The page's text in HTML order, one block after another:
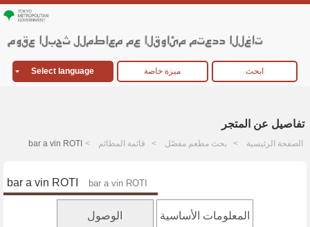
Select language ميزة خاصة ابحث
تفاصيل عن المتجر
الصفحة الرئيسية بحث مطعم مفصّل قائمة المطائم bar a vin ROTI
bar a vin ROTI bar a vin ROTI
المعلومات الأساسية الوصول